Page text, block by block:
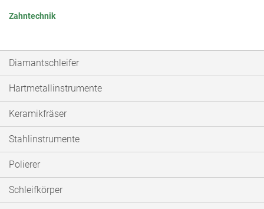
Zahntechnik
Diamantschleifer
Hartmetallinstrumente
Keramikfräser
Stahlinstrumente
Polierer
Schleifkörper